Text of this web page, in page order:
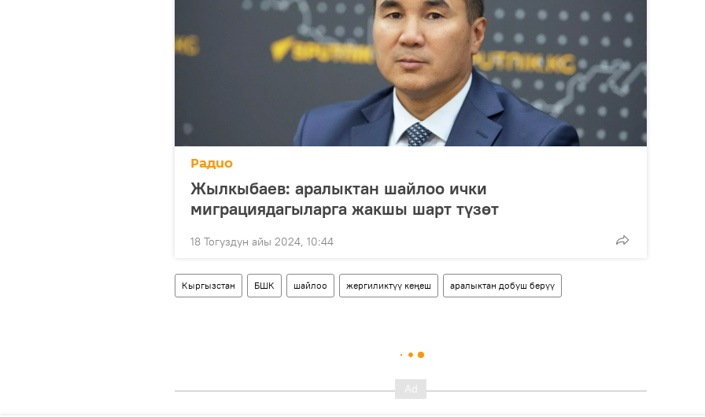
Радио
Жылкыбаев: аралыктан шайлоо ички
миграциядагыларга жакшы шарт түзөт
18 Тогуздун айы 2024, 10:44
Кыргызстан БШК шайлоо жергиликтүү кеңеш аралыктан добуш берүү